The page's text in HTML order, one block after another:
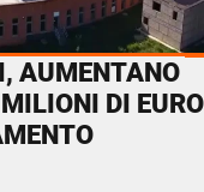
AUMENTANO
DI EURO